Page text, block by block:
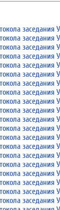
заседания
заседания
заседания
заседания
заседания
заседания
заседания
заседания
заседания
заседания
заседания
заседания
заседания
заседания
заседания
заседания
заседания
заседания
заседания
заседания